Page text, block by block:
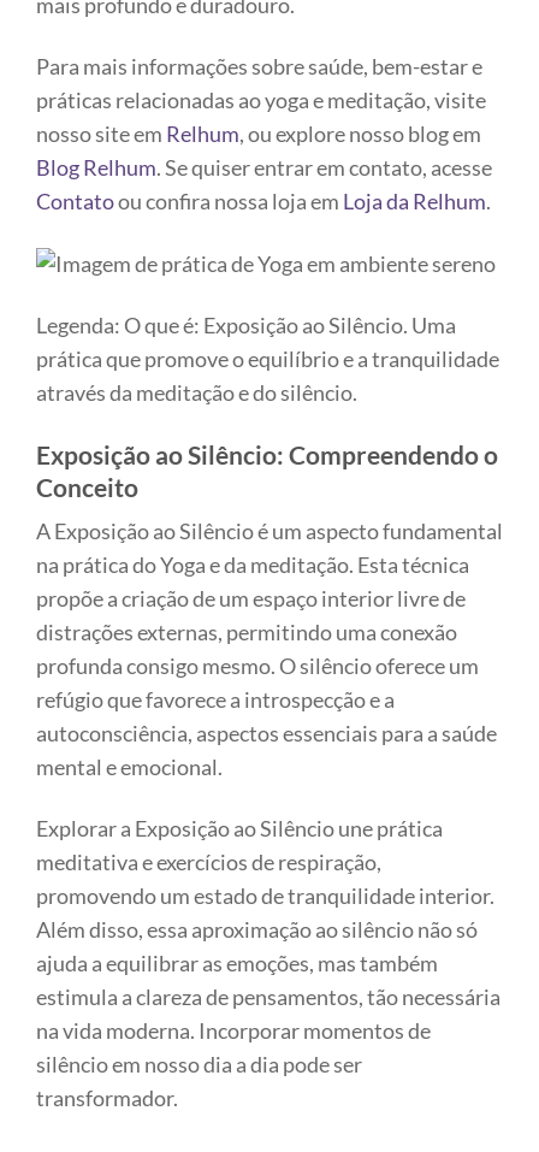
mais profundo e duradouro.
Para mais informações sobre saúde, bem-estar e
práticas relacionadas ao yoga e meditação, visite
nosso site em Relhum, ou explore nosso blog em
Blog Relhum. Se quiser entrar em contato, acesse
Contatoou confira nossa loja em Loja da Relhum.
Legenda: O que é: Exposição ao Silêncio. Uma
prática que promove o equilíbrio e a tranquilidade
através da meditação e do silêncio.
Exposição ao Silêncio: Compreendendo o
Conceito
A Exposição ao Silêncio é um aspecto fundamental
na prática do Yoga e da meditação. Esta técnica
propõe a criação de um espaço interior livre de
distrações externas, permitindo uma conexão
profunda consigo mesmo. O silêncio oferece um
refúgio que favorece a introspecção e a
autoconsciência, aspectos essenciais para a saúde
mental e emocional.
Explorar a Exposição ao Silêncio une prática
meditativa e exercícios de respiração,
promovendo um estado de tranquilidade interior.
Além disso, essa aproximação ao silêncio não só
ajuda a equilibrar as emoções, mas também
estimula a clareza de pensamentos, tão necessária
na vida moderna. Incorporar momentos de
silêncio em nosso dia a dia pode ser
transformador.